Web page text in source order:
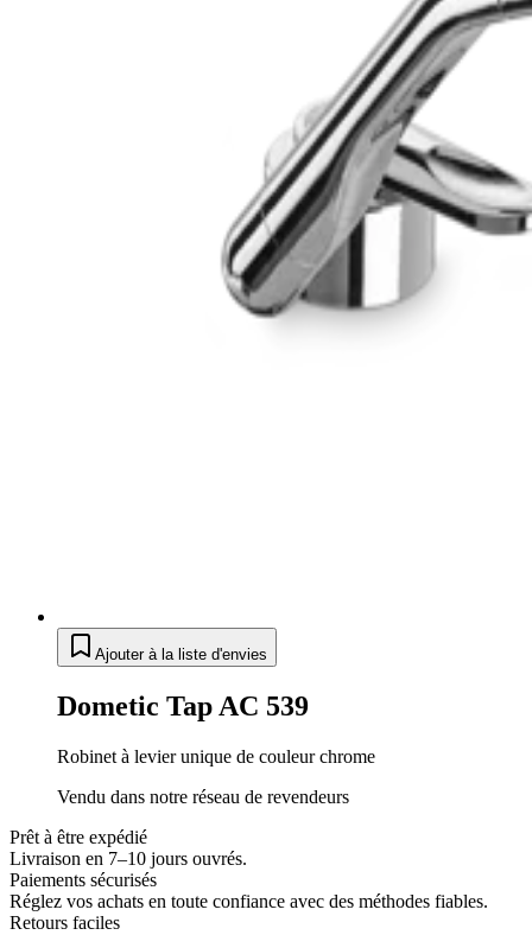
Ajouter à la liste d'envies
Dometic Tap AC 539
Robinet à levier unique de couleur chrome
Vendu dans notre réseau de revendeurs
Prêt à être expédié
Livraison en 7–10 jours ouvrés.
Paiements sécurisés
Réglez vos achats en toute confiance avec des méthodes fiables.
Retours faciles